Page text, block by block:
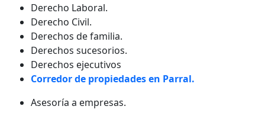
Derecho Laboral.
Derecho Civil.
Derechos de familia.
Derechos sucesorios.
Derechos ejecutivos
Corredor de propiedades en Parral.
Asesoría a empresas.